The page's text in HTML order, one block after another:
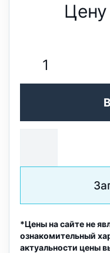
Цену
*Цены на сайте не
ознакомительный
актуальности цены